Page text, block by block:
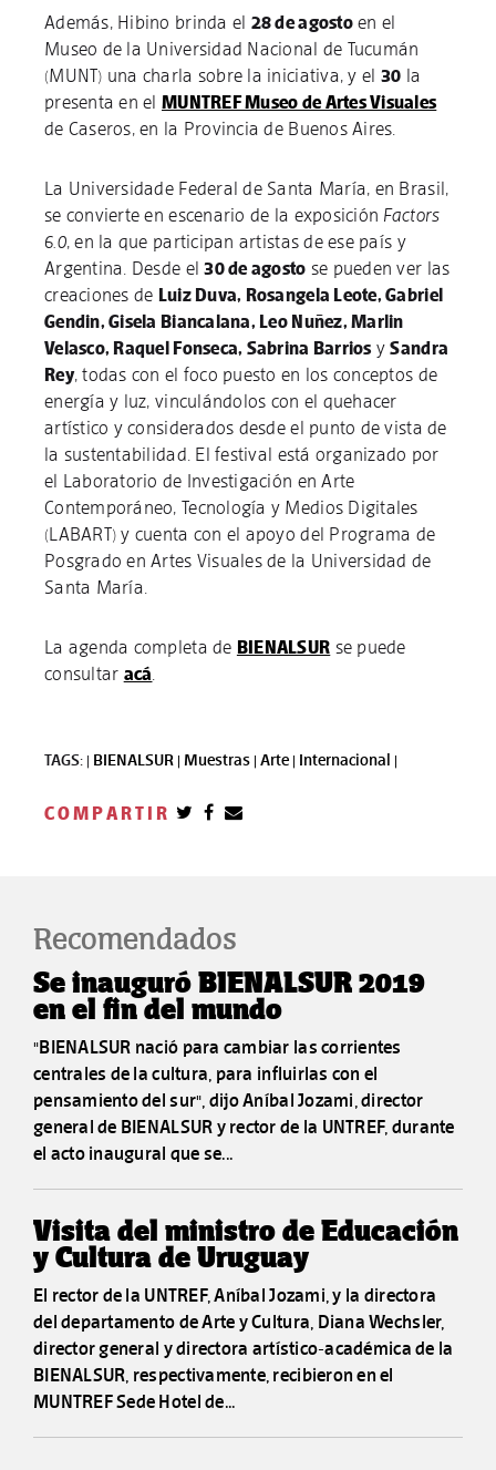
Además, Hibino brinda el 28 de agostoen el
Museo de la Universidad Nacional de Tucumán
(MUNT) una charla sobre la iniciativa, y el 30 la
presenta en elMUNTREF Museo de Artes Visuales
de Caseros, en la Provincia de Buenos Aires.
La Universidade Federal de Santa María, en Brasil,
se convierte en escenario de la exposición Factors
6.0, en la que participan artistas de ese país y
Argentina. Desde el30 de agosto se pueden ver las
creaciones de Luiz Duva, Rosangela Leote, Gabriel
Gendin, Gisela Biancalana, Leo Nuñez, Marlin
Velasco, Raquel Fonseca, Sabrina Barrios ySandra
Rey, todas con el foco puesto en los conceptos de
energía y luz, vinculándolos con el quehacer
artístico y considerados desde el punto de vista de
la sustentabilidad. El festival está organizado por
el Laboratorio de Investigación en Arte
Contemporáneo, Tecnología y Medios Digitales
(LABART) y cuenta con el apoyo del Programa de
Posgrado en Artes Visuales de la Universidad de
Santa María.
La agenda completa de BIENALSUR se puede
consultar acá
TAGS: | BIENALSUR | Muestras | Arte | Internacional |
COMPARTIR
Recomendados
Se inauguró BIENALSUR 2019
en el fin del mundo
"BIENALSUR nació para cambiar las corrientes
centrales de la cultura, para influirlas con el
pensamiento del sur", dijo Aníbal Jozami, director
general de BIENALSUR y rector de la UNTREF, durante
el acto inaugural que se...
Visita del ministro de Educación
y Cultura de Uruguay
El rector de la UNTREF, Aníbal Jozami, y la directora
del departamento de Arte y Cultura, Diana Wechsler,
director general y directora artístico-académica de la
BIENALSUR, respectivamente, recibieron en el
MUNTREF Sede Hotel de...